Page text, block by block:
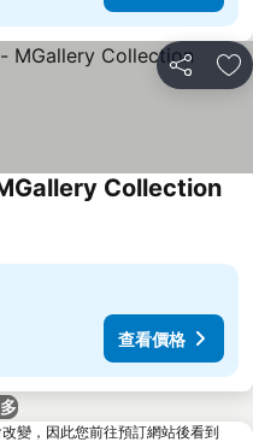
分享 加
格
Collection查
查看價格
變，因此您前往預訂網站後看到